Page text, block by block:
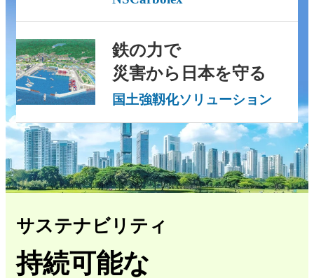
鉄の力で
災害から日本を守る
国土強靱化ソリューション
サステナビリティ
持続可能な